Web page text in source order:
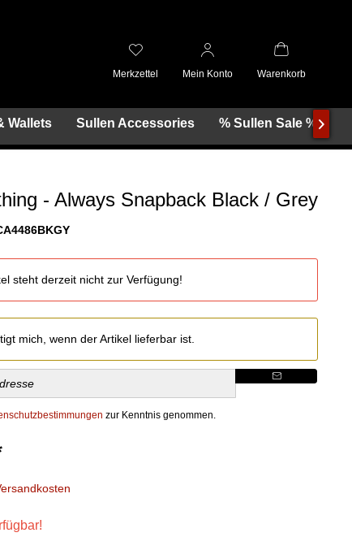
Merkzettel Mein Konto Warenkorb
Wallets Sullen Accessories % Sullen Sale % 
- Always Snapback Black / Grey
steht derzeit nicht zur Verfügung!
mich, wenn der Artikel lieferbar ist.
zur Kenntnis genommen.